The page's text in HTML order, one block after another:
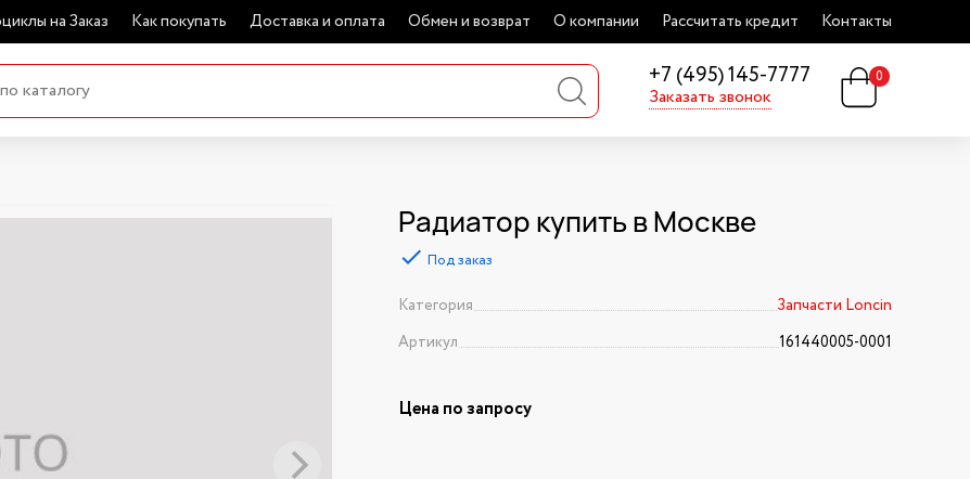
на Заказ Как покупать Доставка и оплата Обмен и возврат О компании Рассчитать кредит Контакты
+7 (495) 145-7777
Заказать звонок
0
Радиатор купить в Москве
Под заказ
Категория
Запчасти Loncin
Артикул
161440005-0001
Цена по запросу